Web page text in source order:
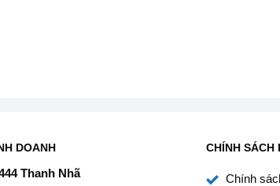
DOANH
Thanh Nhã
CHÍNH SÁCH
Chính